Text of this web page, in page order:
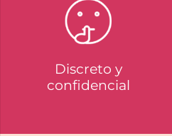
Discreto y
confidencial